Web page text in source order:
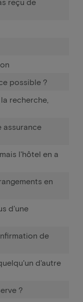
possible ?
recherche,
assurance
l'hôtel en a
en
d'une
de
d'autre
?